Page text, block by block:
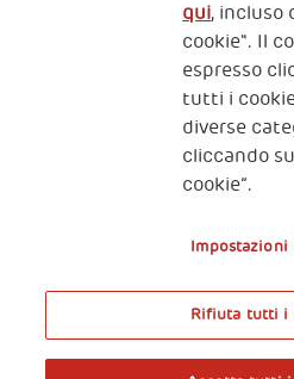
Fiscal code (Italy)
VAT code
Privacy & GDPR
A World of
qui, incluso
cookie". Il
espresso
tutti i
diverse
cliccando
cookie”.
Impostazioni
Rifiuta tutti i